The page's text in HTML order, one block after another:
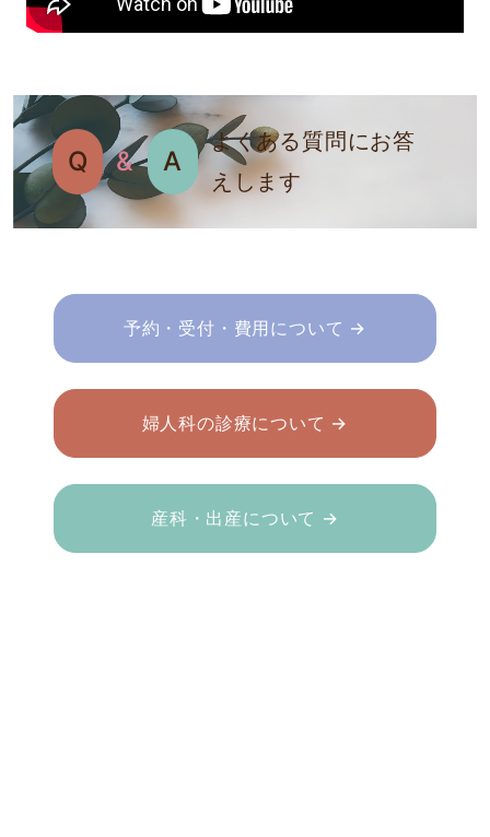
Q & A
よくある質問にお答
えします
予約・受付・費用について →
婦人科の診療について →
産科・出産について →